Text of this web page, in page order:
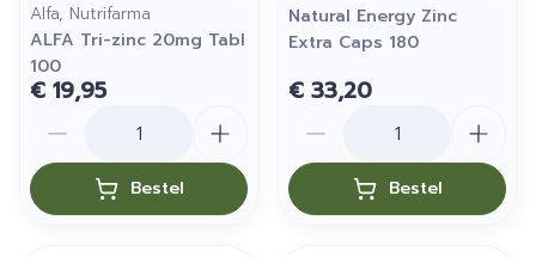
Alfa, Nutrifarma
ALFA Tri-zinc 20mg Tabl
100
€ 19,95
Bestel
Natural Energy Zinc
Extra Caps 180
€ 33,20
Bestel